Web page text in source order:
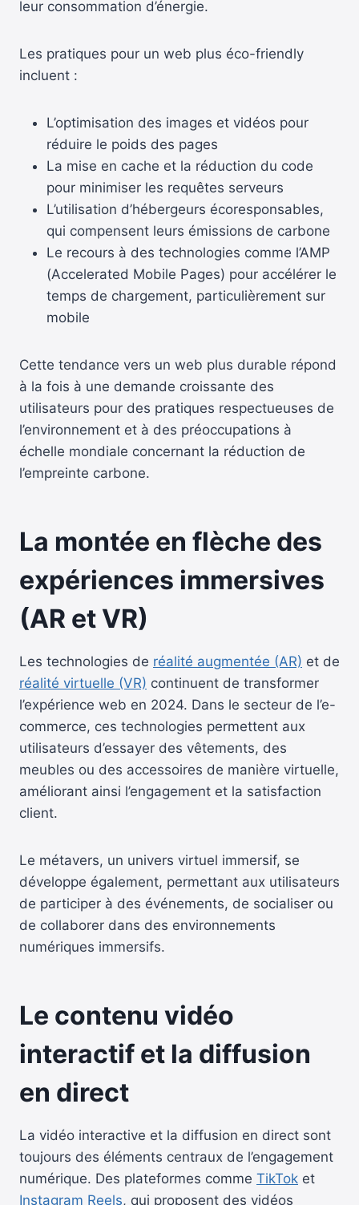
leur consommation d’énergie.
Les pratiques pour un web plus éco-friendly
incluent :
L’optimisation des images et vidéos pour
réduire le poids des pages
La mise en cache et la réduction du code
pour minimiser les requêtes serveurs
L’utilisation d’hébergeurs écoresponsables,
qui compensent leurs émissions de carbone
Le recours à des technologies comme l’AMP
(Accelerated Mobile Pages) pour accélérer le
temps de chargement, particulièrement sur
mobile
Cette tendance vers un web plus durable répond
à la fois à une demande croissante des
utilisateurs pour des pratiques respectueuses de
l’environnement et à des préoccupations à
échelle mondiale concernant la réduction de
l’empreinte carbone.
La montée en flèche des
expériences immersives
(AR et VR)
Les technologies de réalité augmentée (AR) et de
réalité virtuelle (VR) continuent de transformer
l’expérience web en 2024. Dans le secteur de l’e-
commerce, ces technologies permettent aux
utilisateurs d’essayer des vêtements, des
meubles ou des accessoires de manière virtuelle,
améliorant ainsi l’engagement et la satisfaction
client.
Le métavers, un univers virtuel immersif, se
développe également, permettant aux utilisateurs
de participer à des événements, de socialiser ou
de collaborer dans des environnements
numériques immersifs.
Le contenu vidéo
interactif et la diffusion
en direct
La vidéo interactive et la diffusion en direct sont
toujours des éléments centraux de l’engagement
numérique. Des plateformes comme TikTok et
Instagram Reels, qui proposent des vidéos